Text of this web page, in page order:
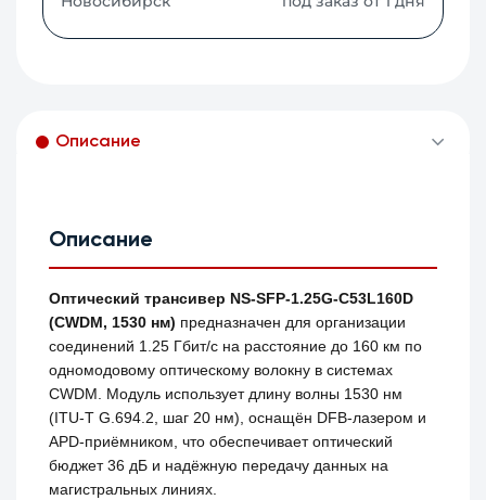
Описание
Описание
Оптический трансивер NS-SFP-1.25G-C53L160D
(CWDM, 1530 нм) предназначен для организации
соединений 1.25 Гбит/с на расстояние до 160 км по
одномодовому оптическому волокну в системах
CWDM. Модуль использует длину волны 1530 нм
(ITU‑T G.694.2, шаг 20 нм), оснащён DFB-лазером и
APD-приёмником, что обеспечивает оптический
бюджет 36 дБ и надёжную передачу данных на
магистральных линиях.